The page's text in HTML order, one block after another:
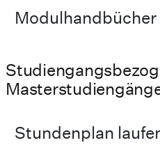
Modulhandbücher
Stundenplan